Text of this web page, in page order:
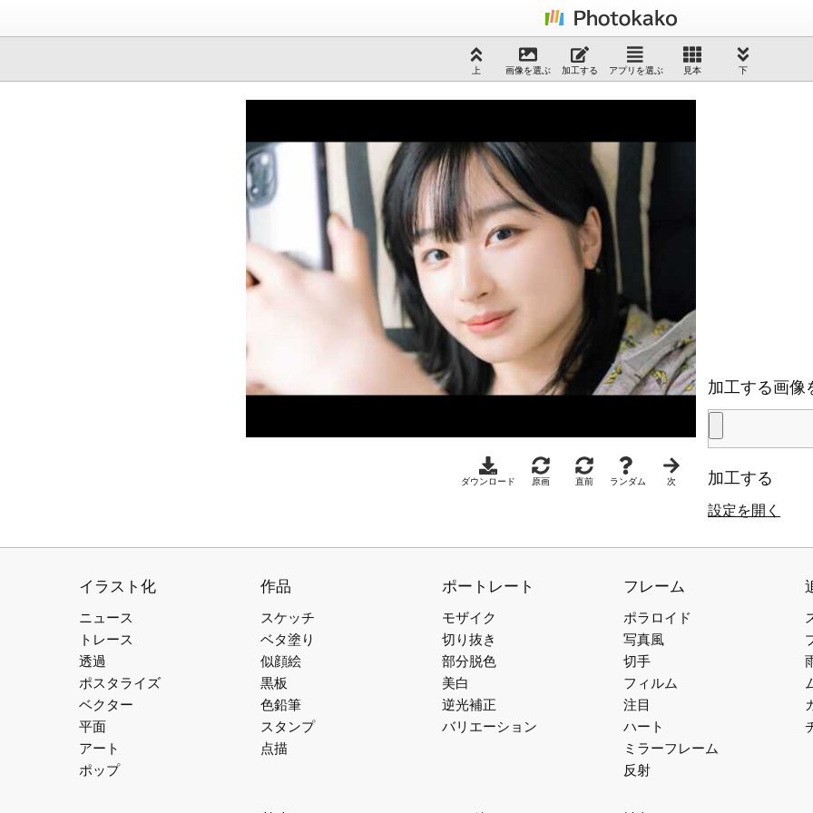
上 画像を選ぶ 加工する アプリを選ぶ 見本 下
ダウンロード 原画 直前 ランダム 次
加工する画像
加工する
設定を開く
イラスト化
ニュース
トレース
透過
ポスタライズ
ベクター
平面
アート
ポップ
作品
スケッチ
ベタ塗り
似顔絵
黒板
色鉛筆
スタンプ
点描
ポートレート
モザイク
切り抜き
部分脱色
美白
逆光補正
バリエーション
フレーム
ポラロイド
写真風
切手
フィルム
注目
ハート
ミラーフレーム
反射